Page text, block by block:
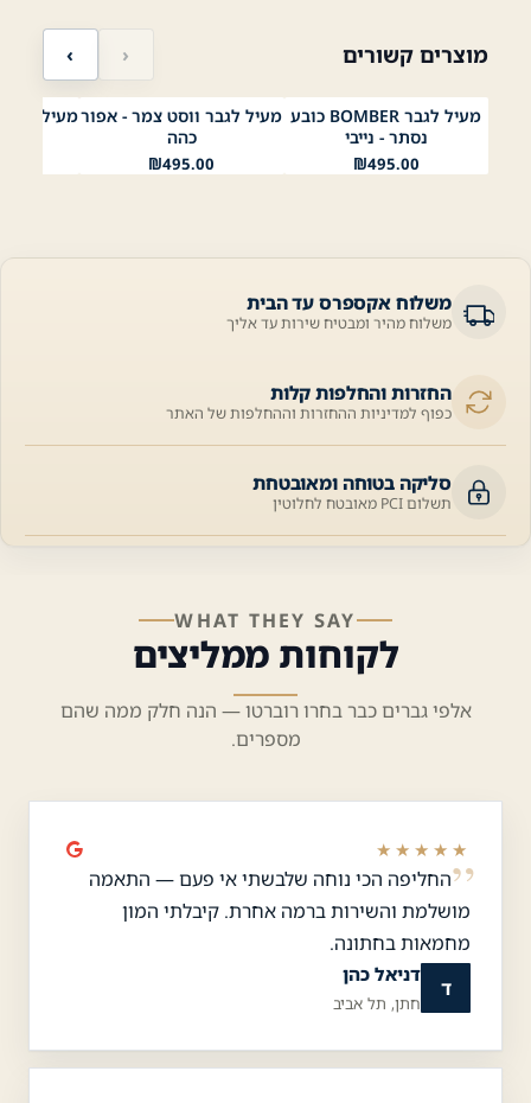
מוצרים קשורים ‹ ›
נייבי שחורירוק אדוםכאמלמעיל לגבר BOMBER כובע
נסתר - נייבי
₪495.00
אפור בהיראפור כהה
בז׳
מעיל לגבר ווסט צמר - אפור
כהה
₪495.00
מעיל לגבר
משלוח אקספרס עד הבית
משלוח מהיר ומבטיח שירות עד אליך
החזרות והחלפות קלות
כפוף למדיניות ההחזרות וההחלפות של האתר
סליקה בטוחה ומאובטחת
תשלום PCI מאובטח לחלוטין
WHAT THEY SAY
לקוחות ממליצים
אלפי גברים כבר בחרו רוברטו — הנה חלק ממה שהם
מספרים.
★★★★★
החליפה הכי נוחה שלבשתי אי פעם — התאמה
מושלמת והשירות ברמה אחרת. קיבלתי המון
מחמאות בחתונה.
ד
דניאל כהן
חתן, תל אביב